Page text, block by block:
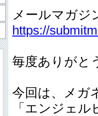
メールマガジ
https://
毎度ありがと
今回は、メガ
「エンジェ